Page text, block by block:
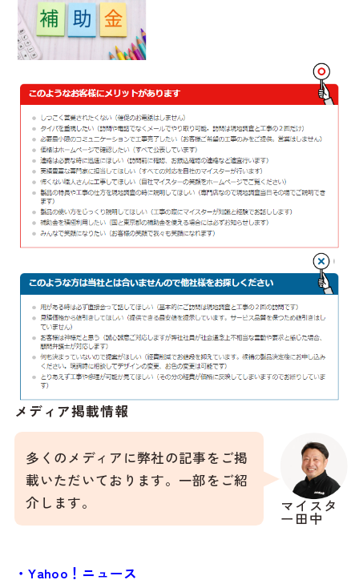
メディア掲載情報
マイスタ
ー田中
多くのメディアに弊社の記事をご掲
載いただいております。一部をご紹
介します。
・Yahoo！ニュース